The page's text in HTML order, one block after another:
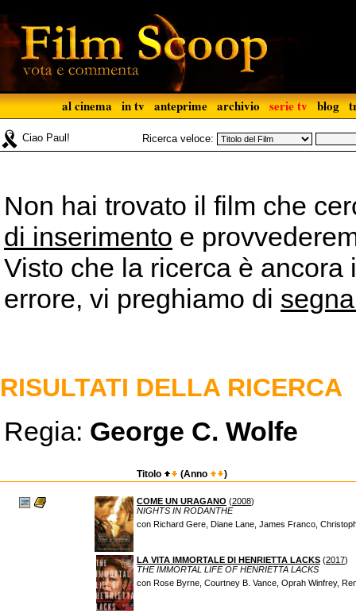
al cinema in tv anteprime archivio serie tv blog
Ciao Paul! Ricerca veloce:
Non hai trovato il film che
di inserimento e
Visto che la ricerca è
errore, vi preghiamo di
RISULTATI DELLA RICERCA
Regia: George C. Wolfe
Titolo (Anno )
COME UN URAGANO (2008)
NIGHTS IN RODANTHE
con Richard Gere, Diane Lane, James Franco,
LA VITA IMMORTALE DI HENRIETTA LACKS (2017)
THE IMMORTAL LIFE OF HENRIETTA LACKS
con Rose Byrne, Courtney B. Vance, Oprah Winfrey,